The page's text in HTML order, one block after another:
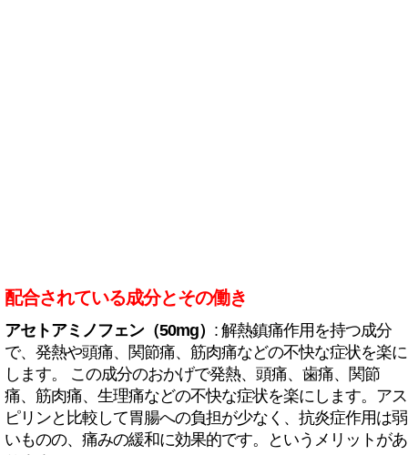
配合されている成分とその働き
アセトアミノフェン（50mg） : 解熱鎮痛作用を持つ成分
で、発熱や頭痛、関節痛、筋肉痛などの不快な症状を楽に
します。 この成分のおかげで発熱、頭痛、歯痛、関節
痛、筋肉痛、生理痛などの不快な症状を楽にします。アス
ピリンと比較して胃腸への負担が少なく、抗炎症作用は弱
いものの、痛みの緩和に効果的です。というメリットがあ